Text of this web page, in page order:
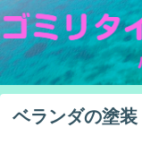
ベランダの塗